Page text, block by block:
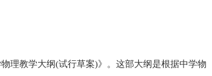
理教学大纲(试行草案)》。这部大纲是根据中学物